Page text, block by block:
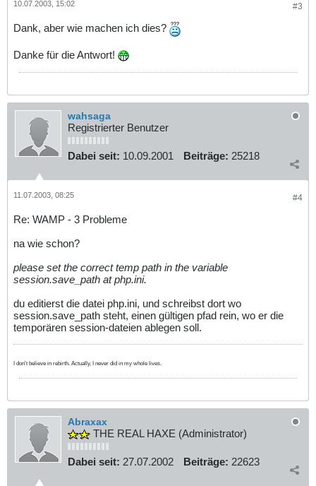
#3
10.07.2003, 15:02
Dank, aber wie machen ich dies?
Danke für die Antwort!
wahsaga
Registrierter Benutzer
Dabei seit: 10.09.2001 Beiträge: 25218
#4
11.07.2003, 08:25
Re: WAMP - 3 Probleme
na wie schon?
please set the correct temp path in the variable
session.save_path at php.ini.
du editierst die datei php.ini, und schreibst dort wo
session.save_path steht, einen gültigen pfad rein, wo er die
temporären session-dateien ablegen soll.
I don't believe in rebirth. Actually, I never did in my whole lives.
Abraxax
THE REAL HAXE (Administrator)
Dabei seit: 27.07.2002 Beiträge: 22623